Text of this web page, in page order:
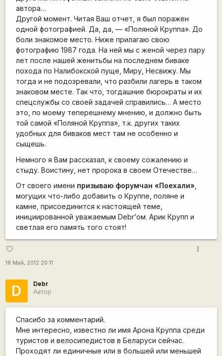
автора…
Другой момент. Читая Ваш отчет, я был поражен
одной фотографией. Да, да, — «Поляной Круппа». До
боли знакомое место. Ниже прилагаю свою
фотографию 1987 года. На ней мы с женой через пару
лет после нашей женитьбы на последнем биваке
похода по Налибокской пуще, Миру, Несвижу. Мы
тогда и не подозревали, что разбили лагерь в таком
знаковом месте. Так что, тогдашние бюрократы и их
спецслужбы со своей задачей справились… А место
это, по моему теперешнему мнению, и должно быть
той самой «Поляной Круппа», т.к. других таких
удобных для биваков мест там не особенно и
сыщешь.
Немного я Вам рассказал, к своему сожалению и
стыду. Воистину, нет пророка в своем Отечестве…
От своего имени призываю форумчан «Поехали»,
могущих что-либо добавить о Круппе, поляне и
камне, присоединится к настоящей теме,
инициированной уважаемым Debr’ом. Арик Крупп и
светлая его память того стоят!
favorite_border
18 Май, 2012 20:11
more_vert
D
Debr
Автор
Спасибо за комментарий.
Мне интересно, известно ли имя Арона Круппа среди
туристов и велосипедистов в Беларуси сейчас.
Проходят ли единичные или в большей или меньшей